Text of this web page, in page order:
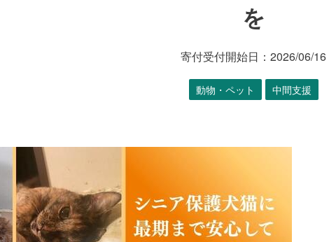
を
寄付受付開始日： 2026/06/16
動物・ペット 中間支援